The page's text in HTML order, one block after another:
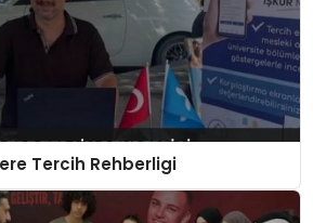
Tercih Rehberligi